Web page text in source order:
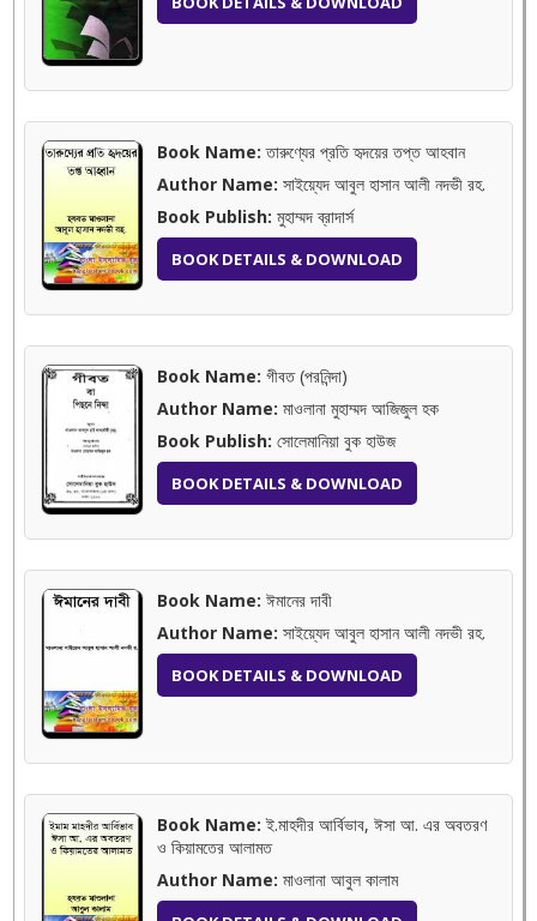
Book Name: তারুণ্যের প্রতি হৃদয়ের তপ্ত আহবান
Author Name: সাইয়্যেদ আবুল হাসান আলী নদভী রহ.
Book Publish: মুহাম্মদ ব্রাদার্স
BOOK DETAILS & DOWNLOAD
Book Name: গীবত (পরনিন্দা)
Author Name: মাওলানা মুহাম্মদ আজিজুল হক
Book Publish: সোলেমানিয়া বুক হাউজ
BOOK DETAILS & DOWNLOAD
Book Name: ঈমানের দাবী
Author Name: সাইয়্যেদ আবুল হাসান আলী নদভী রহ.
BOOK DETAILS & DOWNLOAD
Book Name: ই.মাহদীর আর্বিভাব, ঈসা আ. এর অবতরণ
ও কিয়ামতের আলামত
Author Name: মাওলানা আবুল কালাম